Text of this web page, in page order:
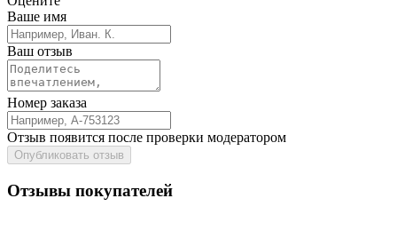
Ваше имя
Ваш отзыв
Номер заказа
Отзыв появится после проверки модератором
Опубликовать отзыв
Отзывы покупателей